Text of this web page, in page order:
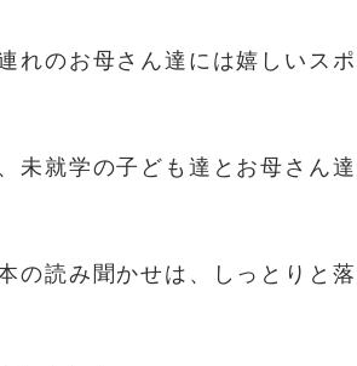
れのお母さん達には嬉しいスポ
未就学の子ども達とお母さん
の読み聞かせは、しっとりと